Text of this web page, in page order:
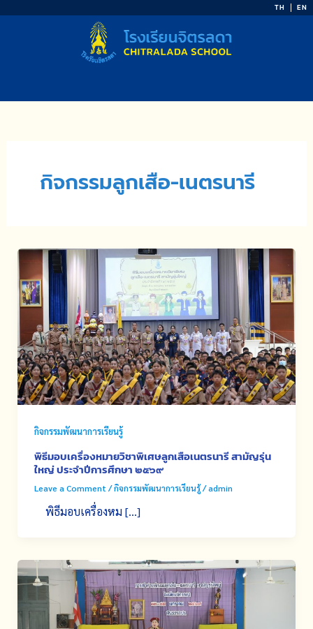
TH EN
กิจกรรมลูกเสือ-เนตรนารี
กิจกรรมพัฒนาการเรียนรู้
พิธีมอบเครื่องหมายวิชาพิเศษลูกเสือเนตรนารี สามัญรุ่น
ใหญ่ ประจำปีการศึกษา ๒๕๖๙
Leave a Comment /กิจกรรมพัฒนาการเรียนรู้/admin
พิธีมอบเครื่องหม […]